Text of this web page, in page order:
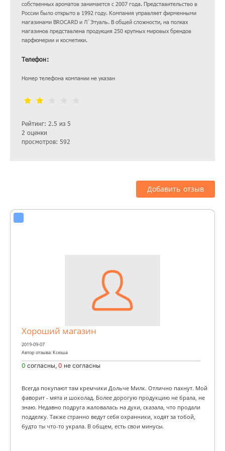
собственных ароматов занимается с 2007 года. Представительство в
России было открыто в 1992 году. Компания управляет фирменными
магазинами BROCARD и Л`Этуаль. В общей сложности, на полках
магазинов представлена продукция 250 крупных мировых брендов
парфюмерии и косметики.
Рейтинг: 2.5 из 5
2 оценки
просмотров: 592
Телефон:
Номер телефона компании не указан
Добавить отзыв
Хороший магазин
2019-09-07
Автор отзыва: Ксюша
0 согласны, 0 не согласны
Всегда покупают там кремчики Дольче Милк. Отлично пахнут. Мой
фаворит - мята и шоколад. Более дорогую продукцию не брала, не
знаю. Недавно подруга жаловалась на духи, сказала, что продали
подделку. Также странно ведут себя охранники, ходят за тобой,
будто ты что-то украла. В общем, есть свои минусы.